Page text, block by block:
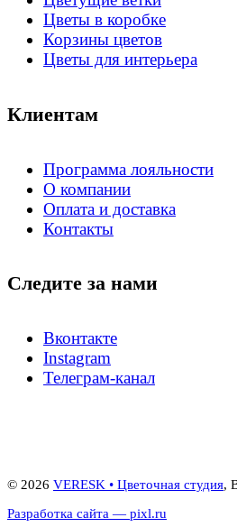
Цветы в коробке
Корзины цветов
Цветы для интерьера
Клиентам
Программа лояльности
О компании
Оплата и доставка
Контакты
Следите за нами
Вконтакте
Instagram
Телеграм-канал
© 2026 VERESK • Цветочная студия,
Разработка сайта — pixl.ru